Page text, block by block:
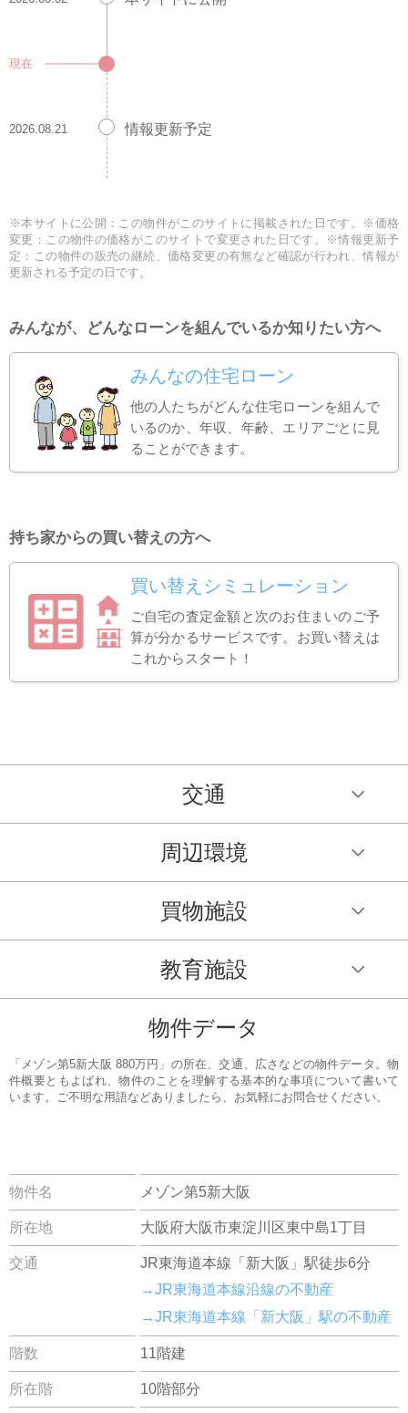
現在
2026.08.21 情報更新予定
※本サイトに公開：この物件がこのサイトに掲載された日です。※価格
変更：この物件の価格がこのサイトで変更された日です。※情報更新予
定：この物件の販売の継続、価格変更の有無など確認が行われ、情報が
更新される予定の日です。
みんなが、どんなローンを組んでいるか知りたい方へ
みんなの住宅ローン
他の人たちがどんな住宅ローンを組んで
いるのか、年収、年齢、エリアごとに見
ることができます。
持ち家からの買い替えの方へ
買い替えシミュレーション
ご自宅の査定金額と次のお住まいのご予
算が分かるサービスです。お買い替えは
これからスタート！
交通
周辺環境
買物施設
教育施設
物件データ
「メゾン第5新大阪 880万円」の所在、交通、広さなどの物件データ。物
件概要ともよばれ、物件のことを理解する基本的な事項について書いて
います。ご不明な用語などありましたら、お気軽にお問合せください。
物件名 メゾン第5新大阪
所在地 大阪府大阪市東淀川区東中島1丁目
交通
JR東海道本線「新大阪」駅徒歩6分
→JR東海道本線沿線の不動産
→JR東海道本線「新大阪」駅の不動産
階数 11階建
所在階 10階部分